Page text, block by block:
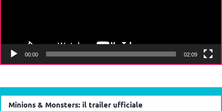
00:00 02:09
Minions & Monsters: il trailer ufficiale